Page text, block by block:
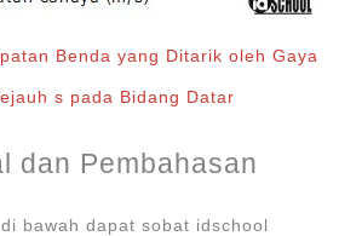
Benda yang Ditarik oleh Gaya
s pada Bidang Datar
dan Pembahasan
bawah dapat sobat idschool